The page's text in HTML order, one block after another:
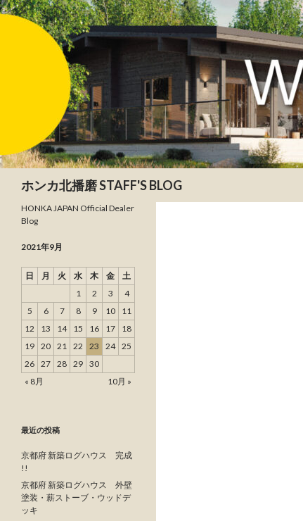
ホンカ北播磨 STAFF'S BLOG
HONKA JAPAN Official Dealer
Blog
2021年9月
日 月 火 水 木 金
土
1
2 3
4
5
6 7 8 9 10
11
12
13 14 15 16 17
18
19 20 21 22 23 24 25
26 27 28 29 30
« 8月
10月 »
最近の投稿
京都府 新築ログハウス 完成
!!
京都府 新築ログハウス 外壁
塗装・薪ストーブ・ウッドデ
ッキ